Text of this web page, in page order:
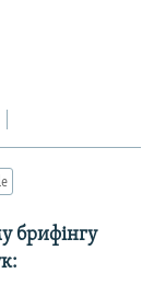
брифінгу